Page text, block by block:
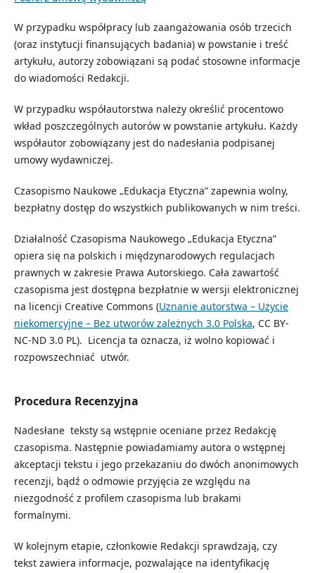
W przypadku współpracy lub zaangażowania osób trzecich
(oraz instytucji finansujących badania) w powstanie i treść
artykułu, autorzy zobowiązani są podać stosowne informacje
do wiadomości Redakcji.
W przypadku współautorstwa należy określić procentowo
wkład poszczególnych autorów w powstanie artykułu. Każdy
współautor zobowiązany jest do nadesłania podpisanej
umowy wydawniczej.
Czasopismo Naukowe „Edukacja Etyczna” zapewnia wolny,
bezpłatny dostęp do wszystkich publikowanych w nim treści.
Działalność Czasopisma Naukowego „Edukacja Etyczna”
opiera się na polskich i międzynarodowych regulacjach
prawnych w zakresie Prawa Autorskiego. Cała zawartość
czasopisma jest dostępna bezpłatnie w wersji elektronicznej
na licencji Creative Commons (Uznanie autorstwa – Użycie
niekomercyjne – Bez utworów zależnych 3.0 Polska, CC BY-
NC-ND 3.0 PL). Licencja ta oznacza, iż wolno kopiować i
rozpowszechniać utwór.
Procedura Recenzyjna
Nadesłane teksty są wstępnie oceniane przez Redakcję
czasopisma. Następnie powiadamiamy autora o wstępnej
akceptacji tekstu i jego przekazaniu do dwóch anonimowych
recenzji, bądź o odmowie przyjęcia ze względu na
niezgodność z profilem czasopisma lub brakami
formalnymi.
W kolejnym etapie, członkowie Redakcji sprawdzają, czy
tekst zawiera informacje, pozwalające na identyfikację